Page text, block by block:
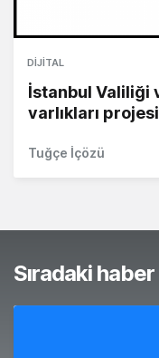
DIJITAL
İstanbul Valiliği
varlıkları
Tuğçe İçözü
Sıradaki haber